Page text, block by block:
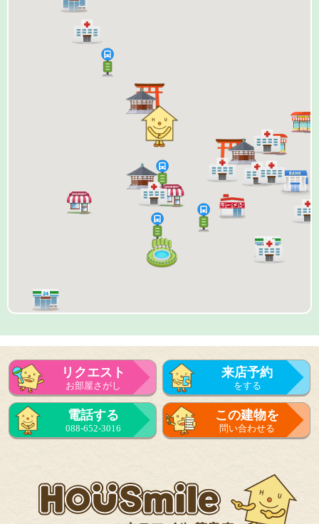
リクエスト
お部屋さがし
来店予約
をする
来店予約
をする
電話する
088-652-3016
この建物を
問い合わせる